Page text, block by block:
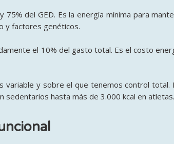
75% del GED. Es la energía mínima para
y factores genéticos.
el 10% del gasto total. Es el costo
variable y sobre el que tenemos control total.
sedentarios hasta más de 3.000 kcal en atletas.